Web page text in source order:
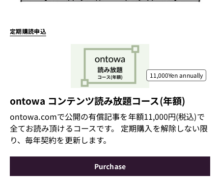
定期購読申込
11,000Yenannually
ontowa コンテンツ読み放題コース(年額)
ontowa.comで公開の有償記事を年額11,000円(税込)で
全てお読み頂けるコースです。 定期購入を解除しない限
り、毎年契約を更新します。
Purchase